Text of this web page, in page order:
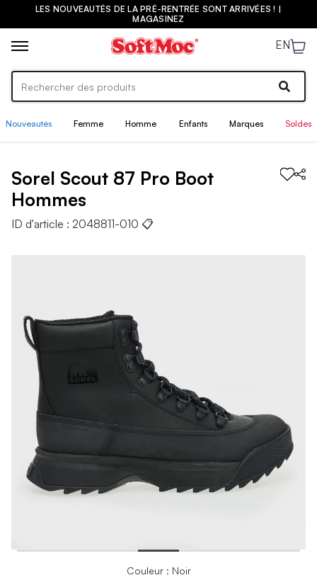
LES NOUVEAUTÉS DE LA PRÉ-RENTRÉE SONT ARRIVÉES ! |
MAGASINEZ
EN
Nouveautés Femme Homme Enfants Marques Soldes
Sorel Scout 87 Pro Boot
Hommes
ID d'article : 2048811-010 📋
Couleur : Noir